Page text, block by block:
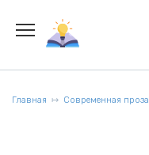
содержанию
Главная Современная проза